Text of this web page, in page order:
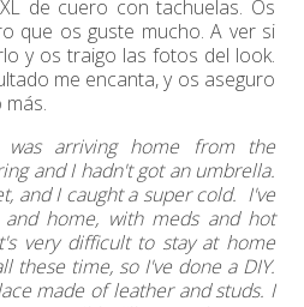
de cuero con tachuelas. Os
que os guste mucho. A ver si
y os traigo las fotos del look.
me encanta, y os aseguro
was arriving home from the
and I hadn't got an umbrella.
and I caught a super cold. I've
home, with meds and hot
very difficult to stay at home
these time, so I've done a DIY.
made of leather and studs. I